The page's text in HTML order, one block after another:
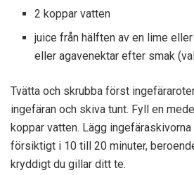
2 koppar vatten
juice från hälften av en lime
eller agavenektar efter smak
Tvätta och skrubba först
ingefäran och skiva tunt. Fyll en
koppar vatten. Lägg
försiktigt i 10 till 20 minuter,
kryddigt du gillar ditt te.